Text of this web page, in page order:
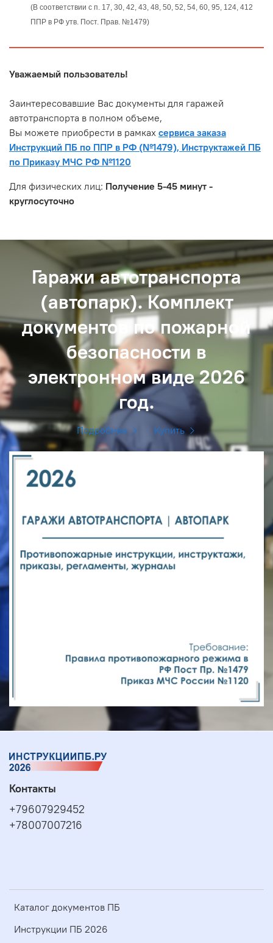
(В соответствии с п. 17, 30, 42, 43, 48, 50, 52, 54, 60, 95, 124, 412
ППР в РФ утв. Пост. Прав. №1479)
Уважаемый пользователь!
Заинтересовавшие Вас документы для гаражей
автотранспорта в полном объеме,
Вы можете приобрести в рамках сервиса заказа
Инструкций ПБ по ППР в РФ (№1479), Инструктажей ПБ
по Приказу МЧС РФ №1120
Для физических лиц: Получение 5-45 минут -
круглосуточно
Гаражи автотранспорта
(автопарк). Комплект
документов по пожарной
безопасности в
электронном виде 2026
год.
Подробнее Купить
Каталог документов ПБ
Инструкции ПБ 2026
Контакты
+79607929452
+78007007216